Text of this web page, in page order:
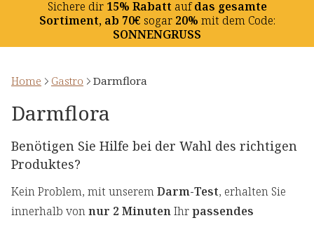
Sichere dir15% Rabatt aufdas gesamte
Sortiment, ab 70€ sogar20% mit dem Code:
SONNENGRUSS
Home Gastro Darmflora
Darmflora
Benötigen Sie Hilfe bei der Wahl des richtigen
Produktes?
Kein Problem, mit unseremDarm-Test, erhalten Sie
innerhalb vonnur 2 MinutenIhrpassendes